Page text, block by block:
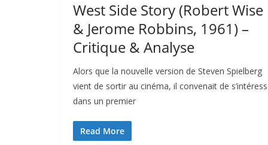
West Side Story (Robert Wise
& Jerome Robbins, 1961) –
Critique & Analyse
Alors que la nouvelle version de Steven Spielberg
vient de sortir au cinéma, il convenait de
dans un premier
Read More